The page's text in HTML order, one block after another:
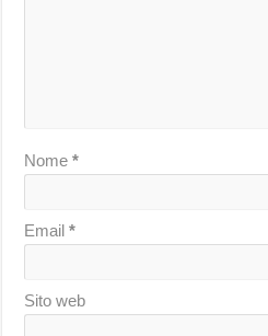
Nome*
Email*
Sito web